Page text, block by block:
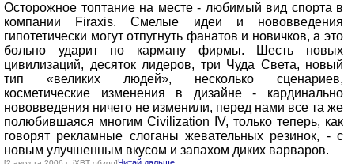
Осторожное топтание на месте - любимый вид спорта в
компании Firaxis. Смелые идеи и нововведения
гипотетически могут отпугнуть фанатов и новичков, а это
больно ударит по карману фирмы. Шесть новых
цивилизаций, десяток лидеров, три Чуда Света, новый
тип «великих людей», несколько сценариев,
косметические изменения в дизайне - кардинально
нововведения ничего не изменили, перед нами все та же
полюбившаяся многим Civilization IV, только теперь, как
говорят рекламные слоганы жевательных резинок, - с
новым улучшенным вкусом и запахом диких варваров.